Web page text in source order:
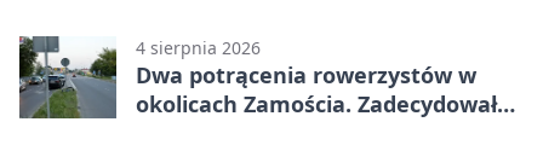
4 sierpnia 2026
Dwa potrącenia rowerzystów w
okolicach Zamościa. Zadecydowało